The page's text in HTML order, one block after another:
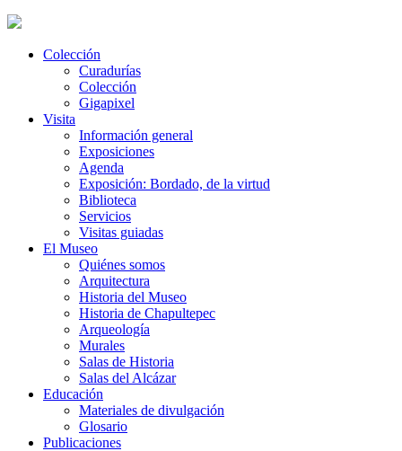
Colección
Curadurías
Colección
Gigapixel
Visita
Información general
Exposiciones
Agenda
Exposición: Bordado, de la virtud
Biblioteca
Servicios
Visitas guiadas
El Museo
Quiénes somos
Arquitectura
Historia del Museo
Historia de Chapultepec
Arqueología
Murales
Salas de Historia
Salas del Alcázar
Educación
Materiales de divulgación
Glosario
Publicaciones